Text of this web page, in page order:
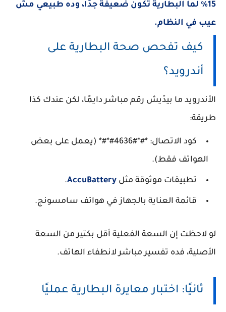
15% لما البطارية تكون ضعيفة جدًا، وده طبيعي مش
عيب في النظام.
كيف تفحص صحة البطارية على
أندرويد؟
الأندرويد ما بيدّيش رقم مباشر دايمًا، لكن عندك كذا
طريقة:
كود الاتصال: *#*#4636#*#*
(يعمل على بعض
الهواتف فقط).
تطبيقات موثوقة مثل AccuBattery
.
قائمة العناية بالجهاز في هواتف سامسونج.
لو لاحظت إن السعة الفعلية أقل بكتير من السعة
الأصلية، فده تفسير مباشر لانطفاء الهاتف.
ثانيًا: اختبار معايرة البطارية عمليًا